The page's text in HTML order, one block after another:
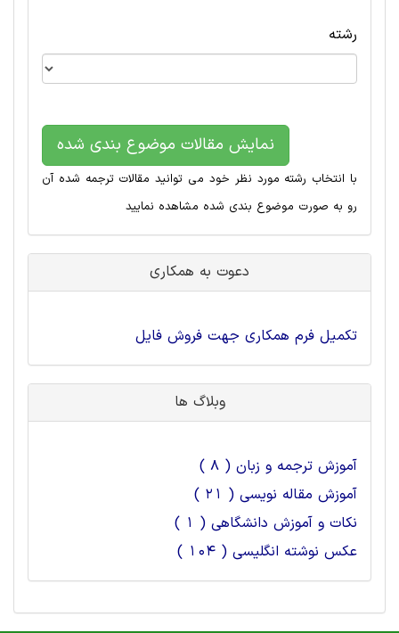
رشته
نمایش مقالات موضوع بندی شده
با انتخاب رشته مورد نظر خود می توانید مقالات ترجمه شده آن
رو به صورت موضوع بندی شده مشاهده نمایید
دعوت به همکاری
تکمیل فرم همکاری جهت فروش فایل
وبلاگ ها
آموزش ترجمه و زبان ( 8 )
آموزش مقاله نویسی ( 21 )
نکات و آموزش دانشگاهی ( 1 )
عکس نوشته انگلیسی ( 104 )